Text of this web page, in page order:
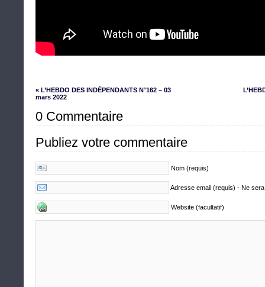
« L’HEBDO DES INDÉPENDANTS N°162 – 03
mars 2022
0 Commentaire
Publiez votre commentaire
Nom (requis)
Adresse email (requis) - Ne
Website (facultatif)